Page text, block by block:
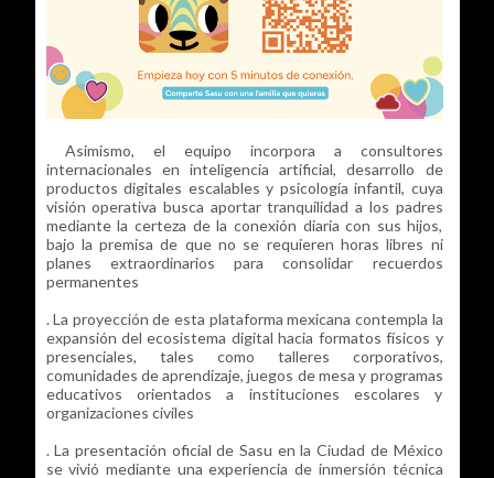
Asimismo, el equipo incorpora a consultores
internacionales en inteligencia artificial, desarrollo de
productos digitales escalables y psicología infantil, cuya
visión operativa busca aportar tranquilidad a los padres
mediante la certeza de la conexión diaria con sus hijos,
bajo la premisa de que no se requieren horas libres ni
planes extraordinarios para consolidar recuerdos
permanentes
. La proyección de esta plataforma mexicana contempla la
expansión del ecosistema digital hacia formatos físicos y
presenciales, tales como talleres corporativos,
comunidades de aprendizaje, juegos de mesa y programas
educativos orientados a instituciones escolares y
organizaciones civiles
. La presentación oficial de Sasu en la Ciudad de México
se vivió mediante una experiencia de inmersión técnica